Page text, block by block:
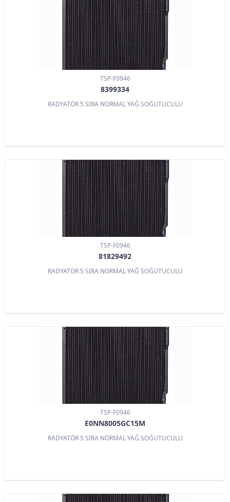
TSP-F0946
8399334
RADYATÖR 5 SIRA NORMAL YAĞ SOĞUTUCULU
TSP-F0946
81829492
RADYATÖR 5 SIRA NORMAL YAĞ SOĞUTUCULU
TSP-F0946
E0NN8005GC15M
RADYATÖR 5 SIRA NORMAL YAĞ SOĞUTUCULU